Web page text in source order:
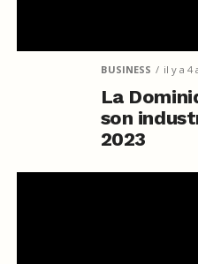
BUSINESS il y a 4
La
son
2023